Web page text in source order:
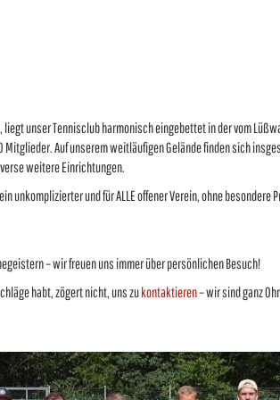
unser Tennisclub harmonisch eingebettet in der vom
Auf unserem weitläufigen Gelände finden sich
weitere Einrichtungen.
unkomplizierter und für ALLE offener Verein, ohne besondere
– wir freuen uns immer über persönlichen Besuch!
habt, zögert nicht, uns zukontaktieren– wir sind ganz